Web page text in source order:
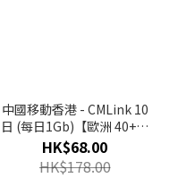
中國移動香港 - CMLink 10
日 (每日1Gb)【歐洲 40+國
家地區】4G 無限上網卡數據
卡SIM咭
HK$68.00
HK$178.00